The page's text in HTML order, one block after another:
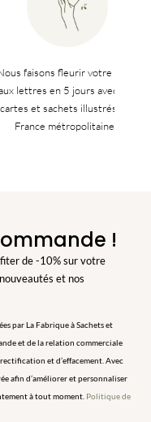
faisons fleurir votre boîte
lettres en 5 jours avec nos
cartes et sachets illustrés (en
France métropolitaine).
!
de -10% sur votre
et nos
par La Fabrique à Sachets et
et de la relation commerciale
et d’effacement. Avec
afin d’améliorer et personnaliser
à tout moment. Politique de